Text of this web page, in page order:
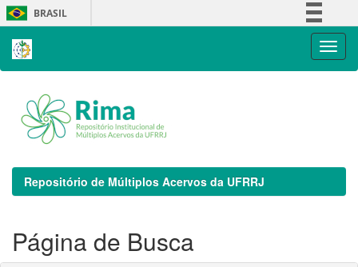
Skip
navigation
BRASIL
Repositório de Múltiplos Acervos da UFRRJ
Página de Busca